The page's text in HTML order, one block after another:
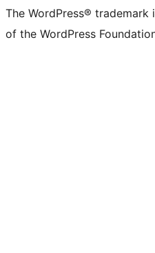
The WordPress®
of the WordPress